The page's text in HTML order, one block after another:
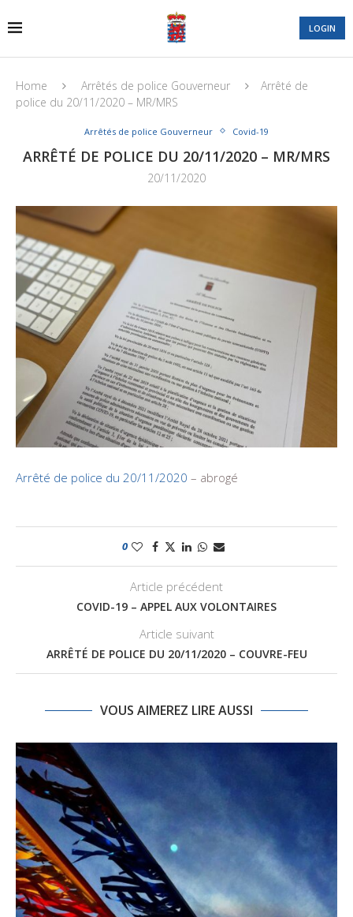
LOGIN
Home Arrêtés de police Gouverneur
Arrêté de
police du 20/11/2020 – MR/MRS
Arrêtés de police Gouverneur Covid-19
ARRÊTÉ DE POLICE DU 20/11/2020 – MR/MRS
20/11/2020
Arrêté de police du 20/11/2020 – abrogé
0
Article précédent
COVID-19 – APPEL AUX VOLONTAIRES
Article suivant
ARRÊTÉ DE POLICE DU 20/11/2020 – COUVRE-FEU
VOUS AIMEREZ LIRE AUSSI